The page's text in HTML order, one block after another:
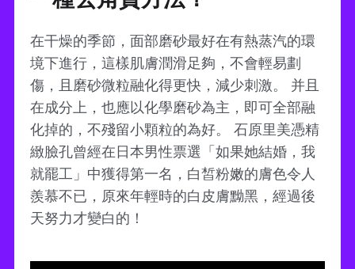
在干燥的季節，面部磨砂最好在有熱蒸汽的環
境下進行，這樣肌膚潤滑足夠，不會輕易劃
傷，且磨砂微粒融化得更快，減少刺激。 并且
在成分上，也應以化學磨砂為主，即可全部融
化掉的，不殘留小顆粒的為好。 石原里美憑精
緻臉孔曾經在日本男性票選「如果她結婚，我
就罷工」中獲得第一名，白皙粉嫩的膚色令人
羨慕不已，原來年輕時的白皮膚黝黑，經過後
天努力才變白的！